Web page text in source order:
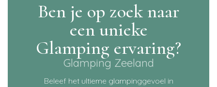
Ben je op zoek naar
een unieke
Glamping ervaring?
Glamping Zeeland
Beleef het ultieme glampinggevoel in